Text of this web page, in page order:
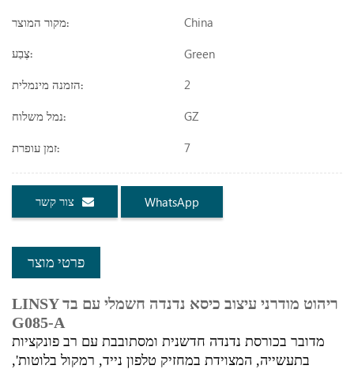
מקור המוצר: China
צֶבַע: Green
הזמנה מינמלית: 2
נמל משלוח: GZ
זמן עופרת: 7
צור קשר WhatsApp
פרטי מוצר
LINSY ריהוט מודרני עיצוב כיסא נדנדה חשמלי עם בד
G085-A
מדובר בכורסת נדנדה חדשנית ומסתובבת עם רב פונקציות
בתעשייה, המצוידת במחזיק טלפון נייד, רמקול בלוטות',